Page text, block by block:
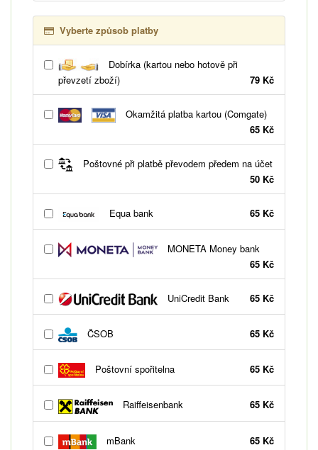
Vyberte způsob platby
Dobírka (kartou nebo hotově při
převzetí zboží)
79 Kč
Okamžitá platba kartou (Comgate)
65 Kč
Poštovné při platbě převodem předem na účet
50 Kč
Equa bank 65 Kč
MONETA Money bank
65 Kč
UniCredit Bank 65 Kč
ČSOB 65 Kč
Poštovní spořitelna 65 Kč
Raiffeisenbank 65 Kč
mBank 65 Kč